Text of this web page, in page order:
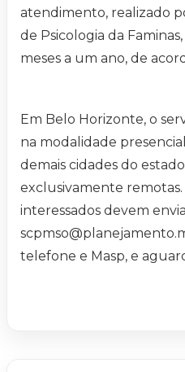
atendimento, realizado
de Psicologia da
meses a um ano, de
Em Belo Horizonte, o
na modalidade
demais cidades do
exclusivamente remotas.
interessados devem
telefone e Masp, e